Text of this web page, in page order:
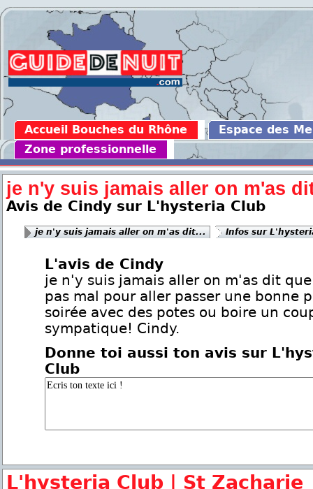
Accueil Bouches du Rhône
Espace des
Zone professionnelle
je n'y suis jamais aller on m'as
Avis de Cindy sur L'hysteria Club
je n'y suis jamais aller on m'as dit... Infos sur
L'avis de Cindy
je n'y suis jamais aller on m'as dit
pas mal pour aller passer une bonne
soirée avec des potes ou boire un
sympatique! Cindy.
Donne toi aussi ton avis sur
Club
L'hysteria Club | St Zacharie